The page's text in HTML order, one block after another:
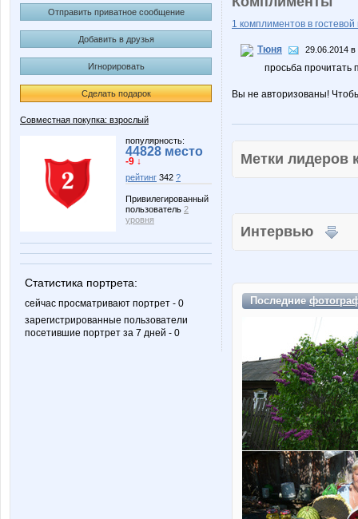
Отправить приватное сообщение
Добавить в друзья
Игнорировать
Сделать подарок
Совместная покупка: взрослый
популярность:
44828 место
-9 ↓
рейтинг 342 ?
Привилегированный
пользователь 2
уровня
Статистика портрета:
сейчас просматривают портрет - 0
зарегистрированные пользователи
посетившие портрет за 7 дней - 0
1 комплиментов в гостевой
Тюня 29.06.2014 в
просьба прочитать
Вы не авторизованы!
Метки
Интервью
Последние